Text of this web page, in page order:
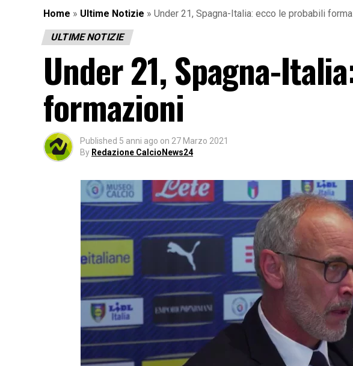
Home » Ultime Notizie » Under 21, Spagna-Italia: ecco le probabili
ULTIME NOTIZIE
Under 21, Spagna-
formazioni
Published 5 anni ago on 27 Marzo 2021
By Redazione CalcioNews24